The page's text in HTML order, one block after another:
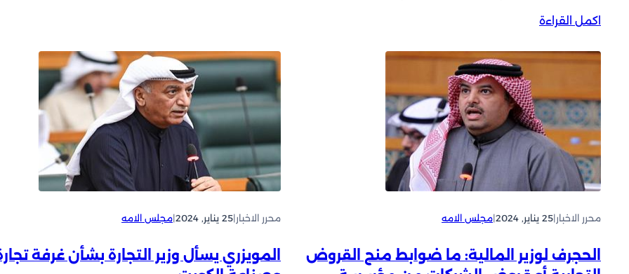
ى
ل
6
-
2
ع
ا
م
ة
ل
ا
ن
ت
ا
ا
ت
ي
ن
م
و
ق
ع
ل
ئ
س
ي
:
ل
ي
ز
ي
د
ع
و
اكمل القراءة
:
6
ئ
ب
اً
د
ع
ن
ل
ا
ل
أ
م
ة
ي
ق
د
ل
ة
خ
محرر الاخبار|25 يناير, 2024 |مجلس الامه
الحجرف لوزير المالية: ما ضوابط منح القروض
محرر الاخبار|25 يناير, 2024 |مجلس الامه
المويزري يسأل وزير التجارة بشأن غرفة